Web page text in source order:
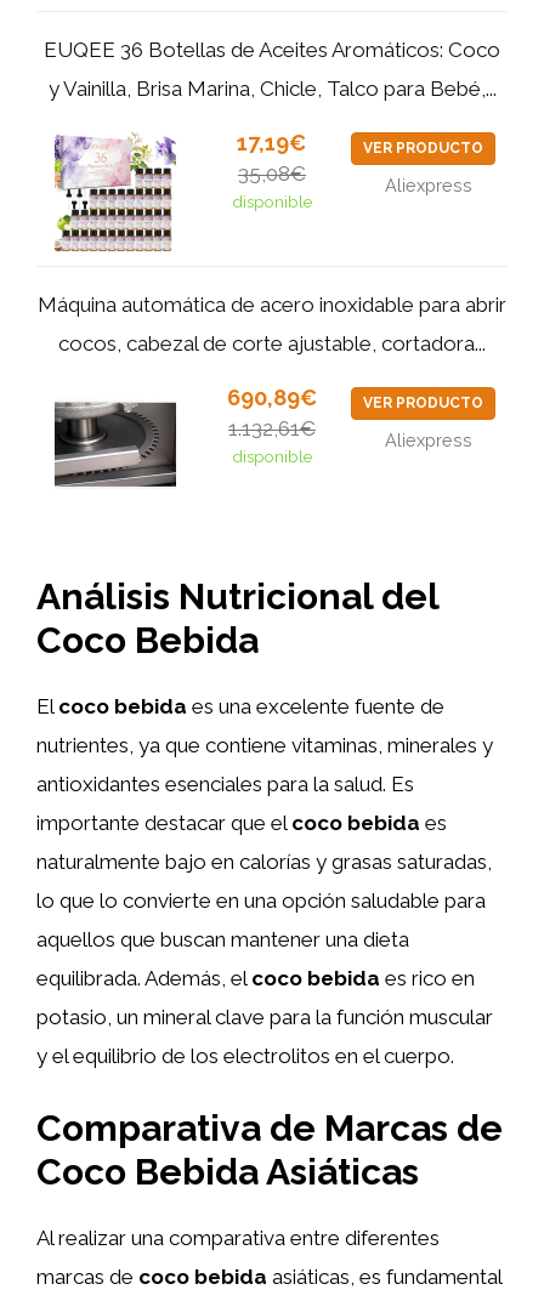
EUQEE 36 Botellas de Aceites Aromáticos: Coco
y Vainilla, Brisa Marina, Chicle, Talco para Bebé,...
17,19€
35,08€
disponible
VER PRODUCTO
Aliexpress
Máquina automática de acero inoxidable para abrir
cocos, cabezal de corte ajustable, cortadora...
690,89€
1.132,61€
disponible
VER PRODUCTO
Aliexpress
Análisis Nutricional del
Coco Bebida
El coco bebida es una excelente fuente de
nutrientes, ya que contiene vitaminas, minerales y
antioxidantes esenciales para la salud. Es
importante destacar que el coco bebida es
naturalmente bajo en calorías y grasas saturadas,
lo que lo convierte en una opción saludable para
aquellos que buscan mantener una dieta
equilibrada. Además, el coco bebida es rico en
potasio, un mineral clave para la función muscular
y el equilibrio de los electrolitos en el cuerpo.
Comparativa de Marcas de
Coco Bebida Asiáticas
Al realizar una comparativa entre diferentes
marcas de coco bebida asiáticas, es fundamental